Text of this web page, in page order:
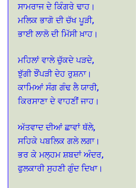
ਸਾਮਰਾਜ ਦੇ ਕਿੰਗਰੇ ਢਾਹ।
ਮਲਿਕ ਭਾਗੋ ਦੀ ਚੱਖ ਪੂੜੀ,
ਭਾਈ ਲਾਲੋ ਦੀ ਮਿੱਸੀ ਖ਼ਾਹ।
ਮਹਿਲਾਂ ਵਾਲੇ ਚੁੱਕਦੇ ਪੜਦੇ,
ਝੁੱਗੀ ਝੌਂਪੜੀ ਦੇਹ ਰੁਸ਼ਨਾ।
ਕਾਮਿਆਂ ਸੰਗ ਗੰਢ ਲੈ ਯਾਰੀ,
ਕਿਰਸਾਣਾ ਦੇ ਵਾਹਣੀਂ ਜਾਹ।
ਅੱਤਵਾਦ ਦੀਆਂ ਛਾਵਾਂ ਥੱਲੇ,
ਸਹਿਕੇ ਪਬਲਿਕ ਗਲੇ ਲਗਾ।
ਭਰ ਕੇ ਮਲ੍ਹਮ ਸ਼ਬਦਾਂ ਅੰਦਰ,
ਫੁਲਕਾਰੀ ਸੁਹਣੀ ਗੁੰਦ ਦਿਖਾ।